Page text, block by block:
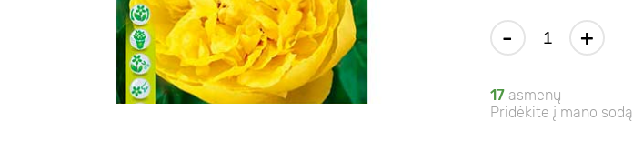
- +
17 asmenų
Pridėkite į mano sodą